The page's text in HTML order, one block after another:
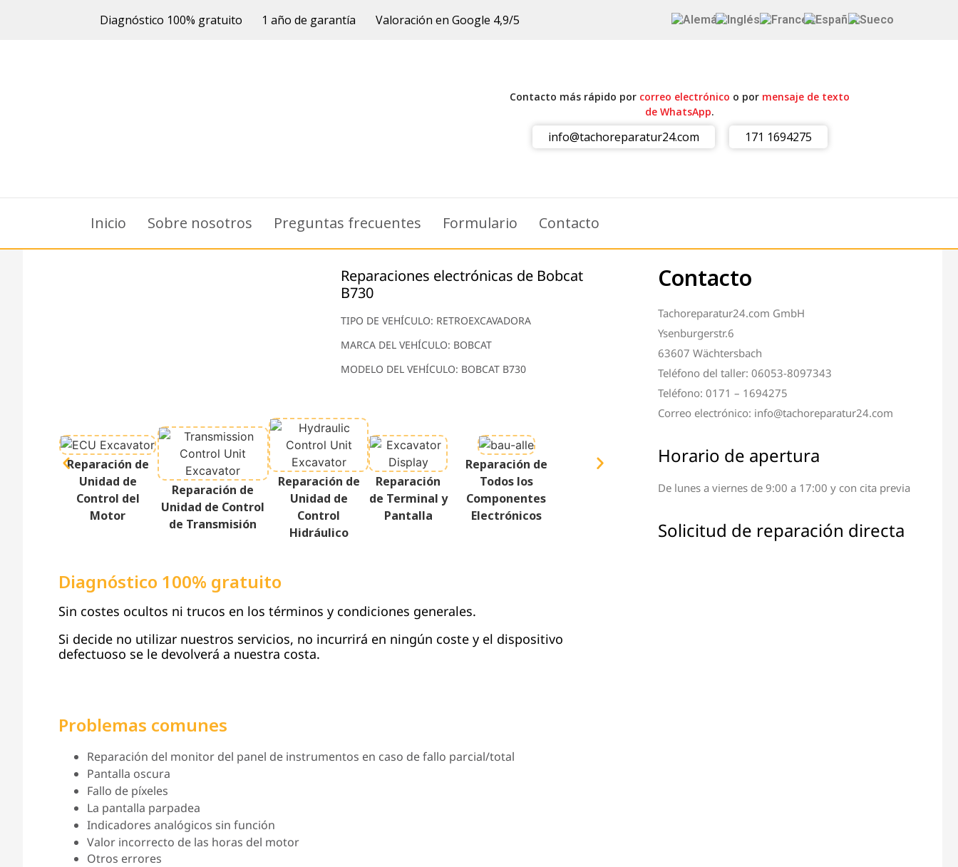
Diagnóstico 100% gratuito 1 año de garantía Valoración en Google 4,9/5
Contacto más rápido por correo electrónico o por mensaje de texto
de WhatsApp.
info@tachoreparatur24.com 171 1694275
Inicio Sobre nosotros Preguntas frecuentes Formulario Contacto
Reparaciones electrónicas de Bobcat
B730
TIPO DE VEHÍCULO: RETROEXCAVADORA
MARCA DEL VEHÍCULO: BOBCAT
MODELO DEL VEHÍCULO: BOBCAT B730
Reparación de
Unidad de
Control del
Motor
Reparación de
Unidad de Control
de Transmisión
Reparación de
Unidad de
Control
Hidráulico
Reparación
de Terminal y
Pantalla
Reparación de
Todos los
Componentes
Electrónicos
Diagnóstico 100% gratuito
Sin costes ocultos ni trucos en los términos y condiciones generales.
Si decide no utilizar nuestros servicios, no incurrirá en ningún coste y el dispositivo
defectuoso se le devolverá a nuestra costa.
Problemas comunes
Reparación del monitor del panel de instrumentos en caso de fallo parcial/total
Pantalla oscura
Fallo de píxeles
La pantalla parpadea
Indicadores analógicos sin función
Valor incorrecto de las horas del motor
Otros errores
Contacto
Tachoreparatur24.com GmbH
Ysenburgerstr.6
63607 Wächtersbach
Teléfono del taller: 06053-8097343
Teléfono: 0171 – 1694275
Correo electrónico: info@tachoreparatur24.com
Horario de apertura
De lunes a viernes de 9:00 a 17:00 y con cita previa
Solicitud de reparación directa